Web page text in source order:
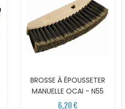
BROSSE À ÉPOUSSETER
MANUELLE OCAI - N55
6,20 €